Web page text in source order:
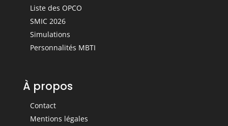
Liste des OPCO
SMIC 2026
Simulations
Personnalités MBTI
À propos
Contact
Mentions légales